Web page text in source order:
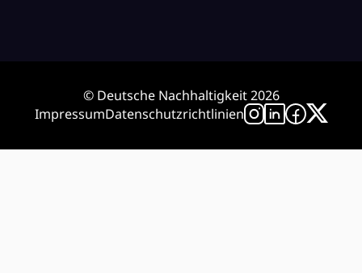
© Deutsche Nachhaltigkeit 2026
ImpressumDatenschutzrichtlinien